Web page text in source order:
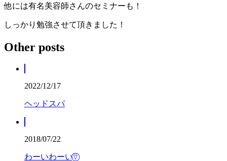
他には有名美容師さんのセミナーも！
しっかり勉強させて頂きました！
Other posts
2022/12/17
ヘッドスパ
2018/07/22
わーいわーい⍢⃝